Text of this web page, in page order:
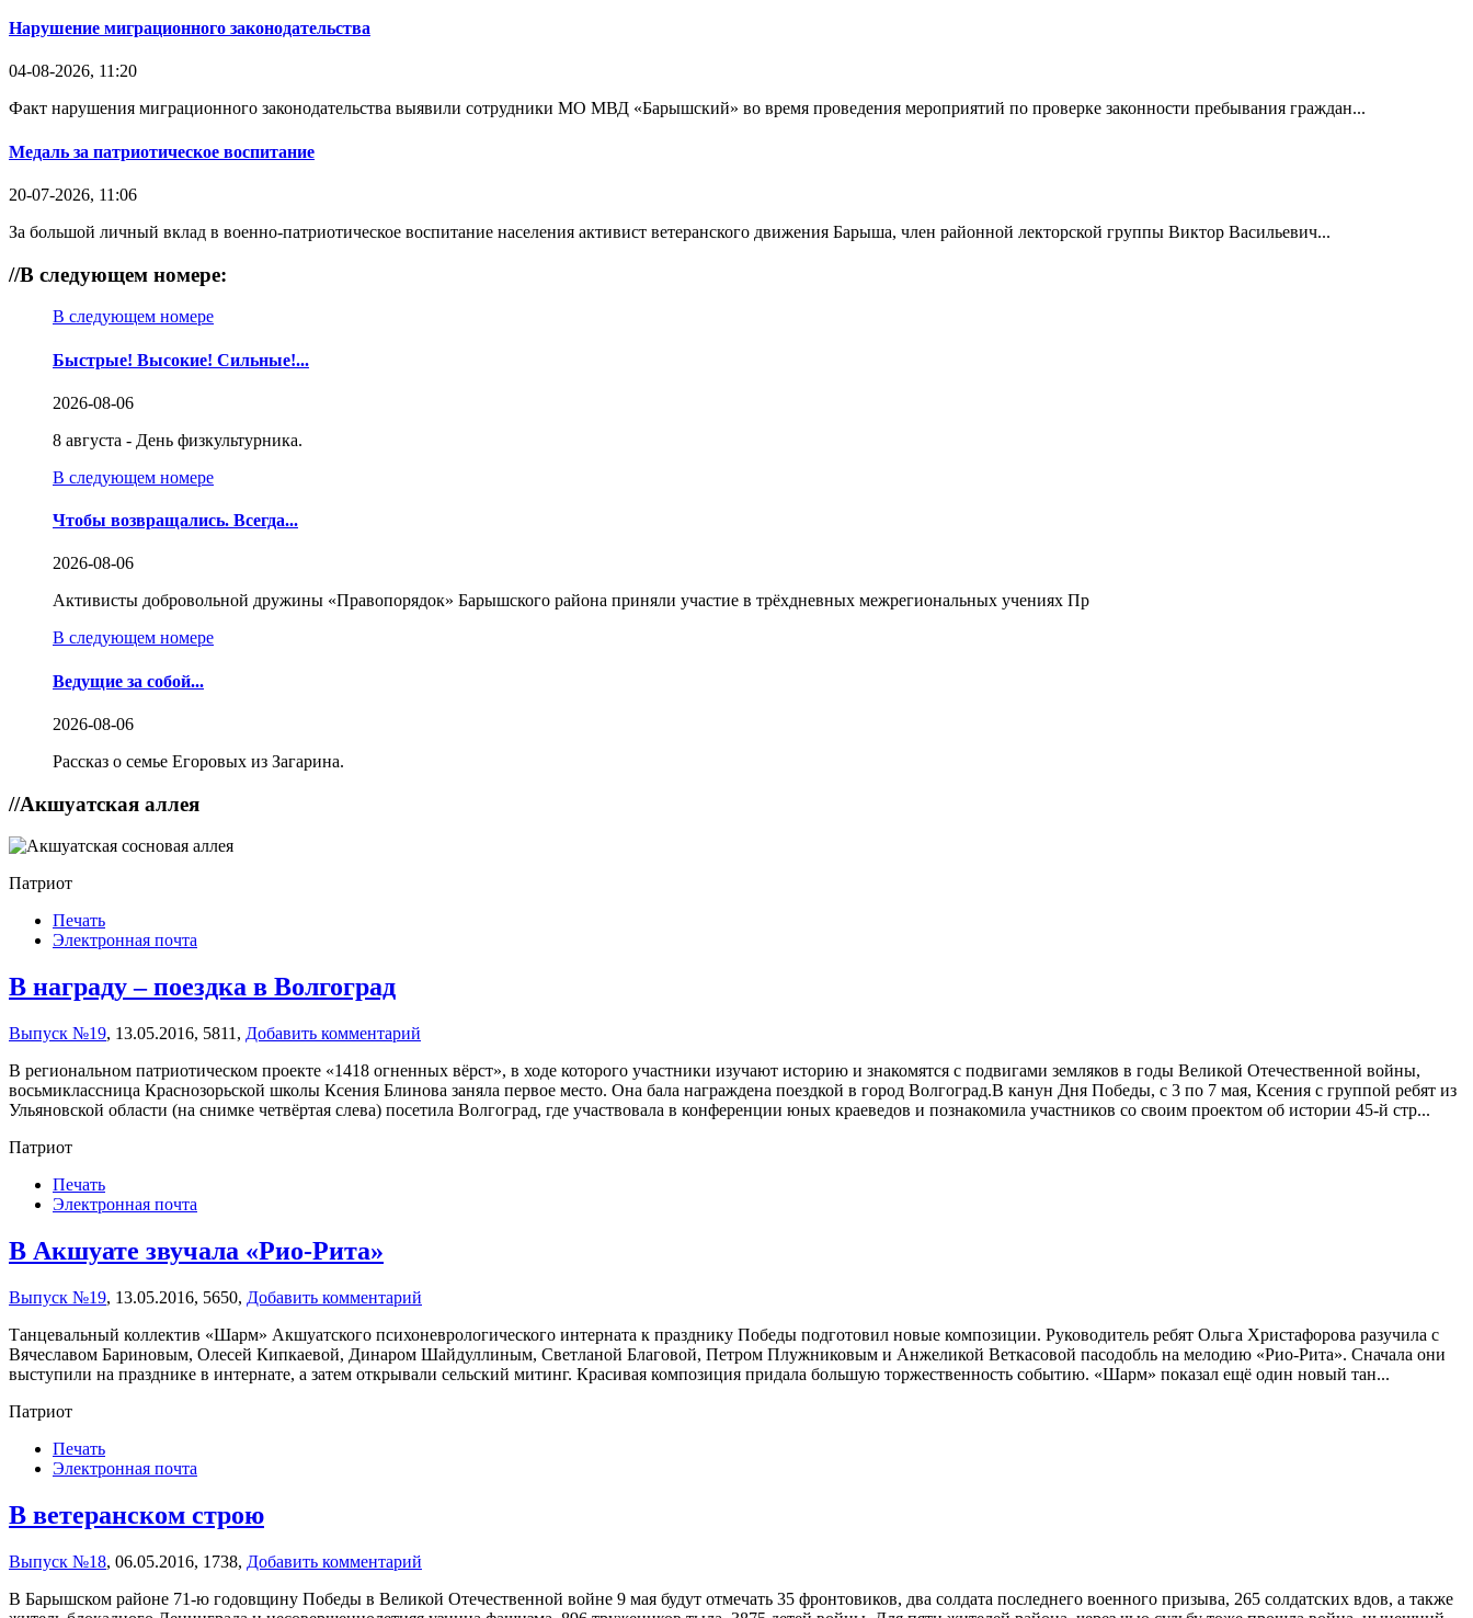
Нарушение миграционного законодательства
04-08-2026, 11:20
Факт нарушения миграционного законодательства выявили сотрудники МО МВД «Барышский» во время проведения мероприятий по проверке законности пребывания граждан...
Медаль за патриотическое воспитание
20-07-2026, 11:06
За большой личный вклад в военно-патриотическое воспитание населения активист ветеранского движения Барыша, член районной лекторской группы Виктор Васильевич...
//В следующем номере:
В следующем номере
Быстрые! Высокие! Сильные!...
2026-08-06
8 августа - День физкультурника.
В следующем номере
Чтобы возвращались. Всегда...
2026-08-06
Активисты добровольной дружины «Правопорядок» Барышского района приняли участие в трёхдневных межрегиональных учениях Пр
В следующем номере
Ведущие за собой...
2026-08-06
Рассказ о семье Егоровых из Загарина.
//Акшуатская аллея
Патриот
Печать
Электронная почта
В награду – поездка в Волгоград
Выпуск №19, 13.05.2016, 5811, Добавить комментарий
В региональном патриотическом проекте «1418 огненных вёрст», в ходе которого участники изучают историю и знакомятся с подвигами земляков в годы Великой Отечественной войны,
восьмиклассница Краснозорьской школы Ксения Блинова заняла первое место. Она бала награждена поездкой в город Волгоград.В канун Дня Победы, с 3 по 7 мая, Ксения с группой ребят из
Ульяновской области (на снимке четвёртая слева) посетила Волгоград, где участвовала в конференции юных краеведов и познакомила участников со своим проектом об истории 45-й стр...
Патриот
Печать
Электронная почта
В Акшуате звучала «Рио-Рита»
Выпуск №19, 13.05.2016, 5650, Добавить комментарий
Танцевальный коллектив «Шарм» Акшуатского психоневрологического интерната к празднику Победы подготовил новые композиции. Руководитель ребят Ольга Христафорова разучила с
Вячеславом Бариновым, Олесей Кипкаевой, Динаром Шайдуллиным, Светланой Благовой, Петром Плужниковым и Анжеликой Веткасовой пасодобль на мелодию «Рио-Рита». Сначала они
выступили на празднике в интернате, а затем открывали сельский митинг. Красивая композиция придала большую торжественность событию. «Шарм» показал ещё один новый тан...
Патриот
Печать
Электронная почта
В ветеранском строю
Выпуск №18, 06.05.2016, 1738, Добавить комментарий
В Барышском районе 71-ю годовщину Победы в Великой Отечественной войне 9 мая будут отмечать 35 фронтовиков, два солдата последнего военного призыва, 265 солдатских вдов, а также